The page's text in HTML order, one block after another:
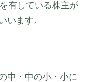
有している株主が
います。
中・中の小・小に